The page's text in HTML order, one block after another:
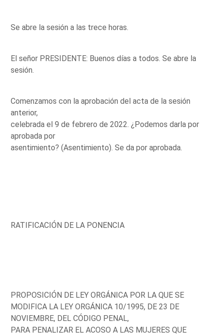
Se abre la sesión a las trece horas.
El señor PRESIDENTE: Buenos días a todos. Se abre la
sesión.
Comenzamos con la aprobación del acta de la sesión
anterior,
celebrada el 9 de febrero de 2022. ¿Podemos darla por
aprobada por
asentimiento? (Asentimiento). Se da por aprobada.
RATIFICACIÓN DE LA PONENCIA
PROPOSICIÓN DE LEY ORGÁNICA POR LA QUE SE
MODIFICA LA LEY ORGÁNICA 10/1995, DE 23 DE
NOVIEMBRE, DEL CÓDIGO PENAL,
PARA PENALIZAR EL ACOSO A LAS MUJERES QUE